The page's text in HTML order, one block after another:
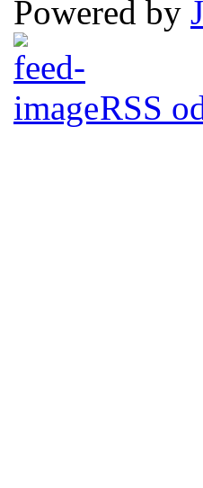
Powered by
RSS